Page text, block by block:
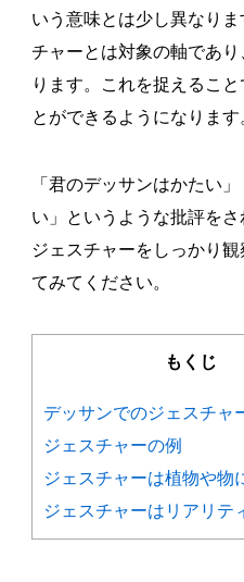
いう意味とは少し異なり
チャーとは対象の軸であ
ります。これを捉えるこ
とができるようになります
「君のデッサンはかたい
い」というような批評を
ジェスチャーをしっかり
てみてください。
もくじ
デッサンでのジェスチャ
ジェスチャーの例
ジェスチャーは植物や物
ジェスチャーはリアリテ